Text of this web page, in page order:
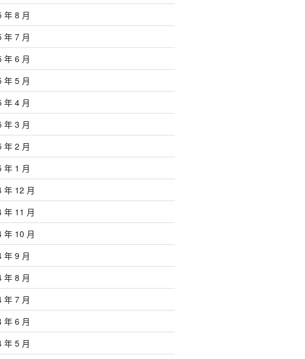
年 8 月
年 7 月
年 6 月
年 5 月
年 4 月
年 3 月
年 2 月
年 1 月
年 12 月
年 11 月
年 10 月
年 9 月
年 8 月
年 7 月
年 6 月
年 5 月